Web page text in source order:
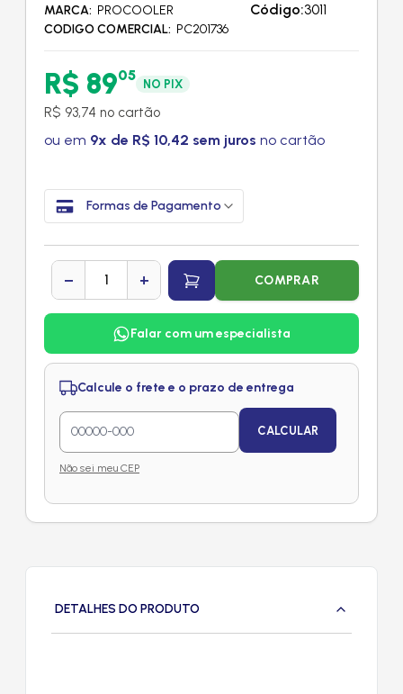
MARCA PROCOOLER
CODIGO COMERCIAL PC201736
Código:3011
R$ 8905 NO PIX
R$ 93,74 no cartão
ou em 9x de R$ 10,42 sem juros no cartão
Formas de Pagamento
− + COMPRAR
Falar com um especialista
Calcule o frete e o prazo de entrega
CALCULAR
Não sei meu CEP
DETALHES DO PRODUTO